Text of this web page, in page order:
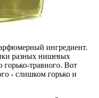
ингредиент.
разных нишевых
горько-травного. Вот
- слишком горько и